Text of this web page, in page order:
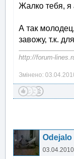
Жалко тебя, я
А так
завожу, т.к.
http://forum-
Змінено:
Odejalo